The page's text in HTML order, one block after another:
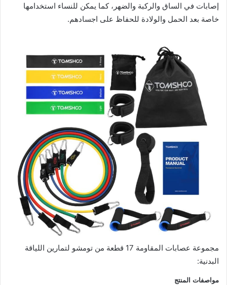
إصابات في الساق والركبة والضهر، كما يمكن للنساء استخدامها
خاصة بعد الحمل والولادة للحفاظ على اجسادهم.
مجموعة عصابات المقاومة 17 قطعة من تومشو لتمارين اللياقة
البدنية:
مواصفات المنتج